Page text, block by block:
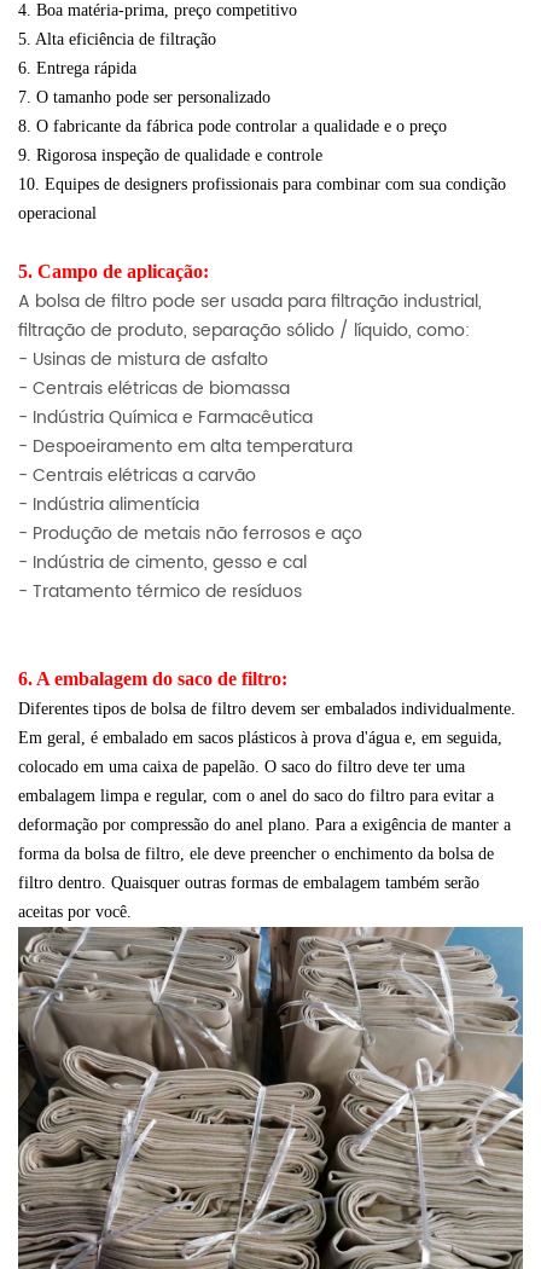
4. Boa matéria-prima, preço competitivo
5. Alta eficiência de filtração
6. Entrega rápida
7. O tamanho pode ser personalizado
8. O fabricante da fábrica pode controlar a qualidade e o preço
9. Rigorosa inspeção de qualidade e controle
10. Equipes de designers profissionais para combinar com sua condição
operacional
5. Campo de aplicação:
A bolsa de filtro pode ser usada para filtração industrial,
filtração de produto, separação sólido / líquido, como:
- Usinas de mistura de asfalto
- Centrais elétricas de biomassa
- Indústria Química e Farmacêutica
- Despoeiramento em alta temperatura
- Centrais elétricas a carvão
- Indústria alimentícia
- Produção de metais não ferrosos e aço
- Indústria de cimento, gesso e cal
- Tratamento térmico de resíduos
6. A embalagem do saco de filtro:
Diferentes tipos de bolsa de filtro devem ser embalados individualmente.
Em geral, é embalado em sacos plásticos à prova d'água e, em seguida,
colocado em uma caixa de papelão. O saco do filtro deve ter uma
embalagem limpa e regular, com o anel do saco do filtro para evitar a
deformação por compressão do anel plano. Para a exigência de manter a
forma da bolsa de filtro, ele deve preencher o enchimento da bolsa de
filtro dentro. Quaisquer outras formas de embalagem também serão
aceitas por você.